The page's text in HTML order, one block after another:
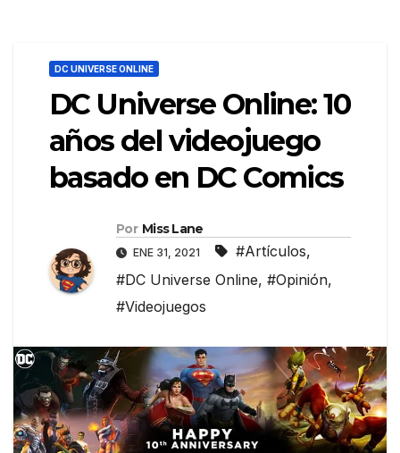
DC UNIVERSE ONLINE
DC Universe Online: 10
años del videojuego
basado en DC Comics
Por Miss Lane
ENE 31, 2021 #Artículos,
#DC Universe Online, #Opinión,
#Videojuegos